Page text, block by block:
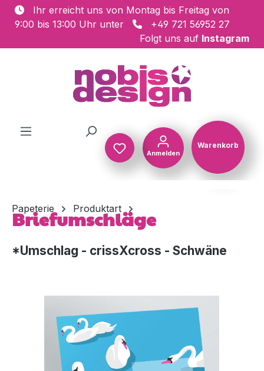
Zum Hauptinhalt springen
Ihr erreicht uns von Montag bis Freitag von
9:00 bis 13:00 Uhr unter
+49 721 56952 27
Folgt uns auf Instagram
Anmelden
Warenkorb
Papeterie Produktart
Briefumschläge
*Umschlag - crissXcross - Schwäne